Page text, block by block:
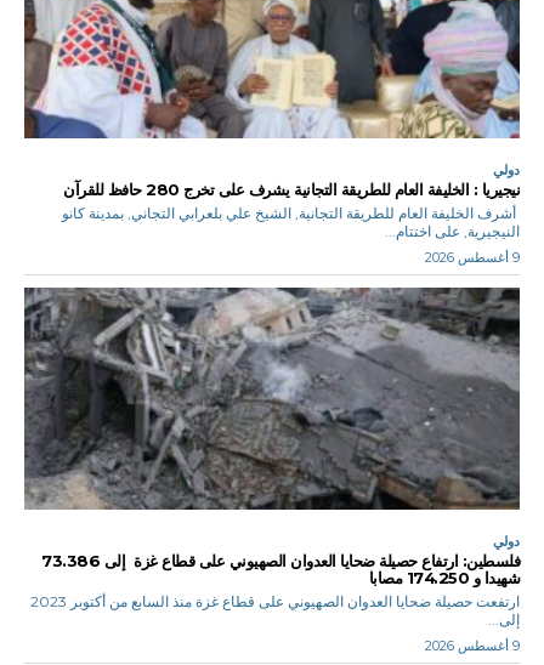
دولي
نيجيريا : الخليفة العام للطريقة التجانية يشرف على تخرج 280 حافظ للقرآن
أشرف الخليفة العام للطريقة التجانية, الشيخ علي بلعرابي التجاني, بمدينة كانو
النيجيرية, على اختتام...
9 أغسطس 2026
دولي
فلسطين: ارتفاع حصيلة ضحايا العدوان الصهيوني على قطاع غزة إلى 73.386
شهيدا و 174.250 مصابا
ارتفعت حصيلة ضحايا العدوان الصهيوني على قطاع غزة منذ السابع من أكتوبر 2023
إلى...
9 أغسطس 2026